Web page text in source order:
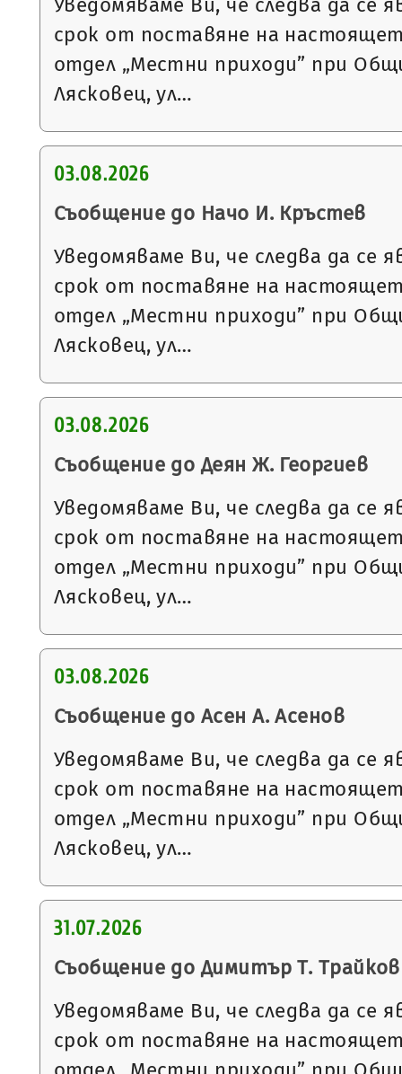
Уведомяваме Ви, че следва да се
срок от поставяне на
отдел „Местни приходи” при
Лясковец, ул…
03.08.2026
Съобщение до Начо И. Кръстев
Уведомяваме Ви, че следва да се
срок от поставяне на
отдел „Местни приходи” при
Лясковец, ул…
03.08.2026
Съобщение до Деян Ж. Георгиев
Уведомяваме Ви, че следва да се
срок от поставяне на
отдел „Местни приходи” при
Лясковец, ул…
03.08.2026
Съобщение до Асен А. Асенов
Уведомяваме Ви, че следва да се
срок от поставяне на
отдел „Местни приходи” при
Лясковец, ул…
31.07.2026
Съобщение до Димитър Т. Трайков
Уведомяваме Ви, че следва да се
срок от поставяне на